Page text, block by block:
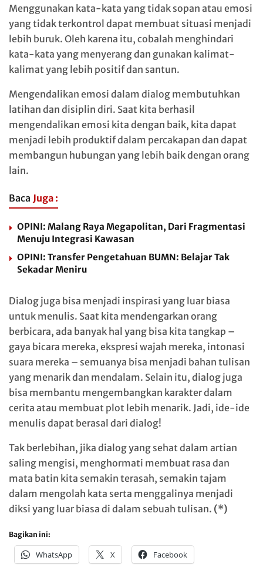
Menggunakan kata-kata yang tidak sopan atau emosi
yang tidak terkontrol dapat membuat situasi menjadi
lebih buruk. Oleh karena itu, cobalah menghindari
kata-kata yang menyerang dan gunakan kalimat-
kalimat yang lebih positif dan santun.
Mengendalikan emosi dalam dialog membutuhkan
latihan dan disiplin diri. Saat kita berhasil
mengendalikan emosi kita dengan baik, kita dapat
menjadi lebih produktif dalam percakapan dan dapat
membangun hubungan yang lebih baik dengan orang
lain.
Baca Juga :
OPINI: Malang Raya Megapolitan, Dari Fragmentasi
Menuju Integrasi Kawasan
OPINI: Transfer Pengetahuan BUMN: Belajar Tak
Sekadar Meniru
Dialog juga bisa menjadi inspirasi yang luar biasa
untuk menulis. Saat kita mendengarkan orang
berbicara, ada banyak hal yang bisa kita tangkap –
gaya bicara mereka, ekspresi wajah mereka, intonasi
suara mereka – semuanya bisa menjadi bahan tulisan
yang menarik dan mendalam. Selain itu, dialog juga
bisa membantu mengembangkan karakter dalam
cerita atau membuat plot lebih menarik. Jadi, ide-ide
menulis dapat berasal dari dialog!
Tak berlebihan, jika dialog yang sehat dalam artian
saling mengisi, menghormati membuat rasa dan
mata batin kita semakin terasah, semakin tajam
dalam mengolah kata serta menggalinya menjadi
diksi yang luar biasa di dalam sebuah tulisan. (*)
Bagikan ini:
WhatsApp X Facebook